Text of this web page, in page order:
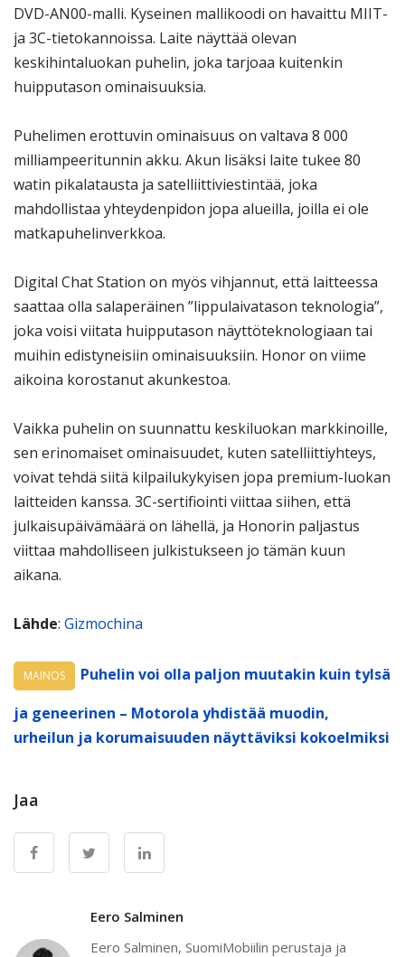
DVD-AN00-malli. Kyseinen mallikoodi on havaittu MIIT-
ja 3C-tietokannoissa. Laite näyttää olevan
keskihintaluokan puhelin, joka tarjoaa kuitenkin
huipputason ominaisuuksia.
Puhelimen erottuvin ominaisuus on valtava 8 000
milliampeeritunnin akku. Akun lisäksi laite tukee 80
watin pikalatausta ja satelliittiviestintää, joka
mahdollistaa yhteydenpidon jopa alueilla, joilla ei ole
matkapuhelinverkkoa.
Digital Chat Station on myös vihjannut, että laitteessa
saattaa olla salaperäinen ”lippulaivatason teknologia”,
joka voisi viitata huipputason näyttöteknologiaan tai
muihin edistyneisiin ominaisuuksiin. Honor on viime
aikoina korostanut akunkestoa.
Vaikka puhelin on suunnattu keskiluokan markkinoille,
sen erinomaiset ominaisuudet, kuten satelliittiyhteys,
voivat tehdä siitä kilpailukykyisen jopa premium-luokan
laitteiden kanssa. 3C-sertifiointi viittaa siihen, että
julkaisupäivämäärä on lähellä, ja Honorin paljastus
viittaa mahdolliseen julkistukseen jo tämän kuun
aikana.
Lähde: Gizmochina
MAINOS
Puhelin voi olla paljon muutakin kuin tylsä
ja geneerinen – Motorola yhdistää muodin,
urheilun ja korumaisuuden näyttäviksi kokoelmiksi
Jaa
Eero Salminen
Eero Salminen, SuomiMobiilin perustaja ja